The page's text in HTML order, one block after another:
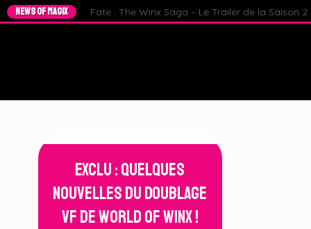
NEWS OF MAGIX Fate : The Winx Saga – Le Trailer de la Saison
Exclu : Quelques
nouvelles du Doublage
VF de World Of Winx !